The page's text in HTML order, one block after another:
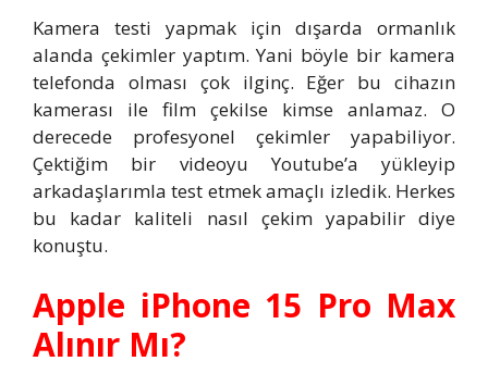
Kamera testi yapmak için dışarda ormanlık
alanda çekimler yaptım. Yani böyle bir kamera
telefonda olması çok ilginç. Eğer bu cihazın
kamerası ile film çekilse kimse anlamaz. O
derecede profesyonel çekimler yapabiliyor.
Çektiğim bir videoyu Youtube’a yükleyip
arkadaşlarımla test etmek amaçlı izledik. Herkes
bu kadar kaliteli nasıl çekim yapabilir diye
konuştu.
Apple iPhone 15 Pro Max
Alınır Mı?